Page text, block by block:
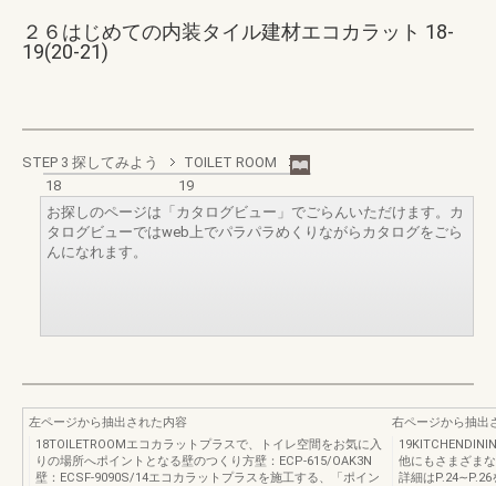
２６はじめての内装タイル建材エコカラット 18-
19(20-21)
STEP 3 探してみよう
TOILET ROOM
18
19
お探しのページは「カタログビュー」でごらんいただけます。カ
タログビューではweb上でパラパラめくりながらカタログをごら
んになれます。
左ページから抽出された内容
18TOILETROOMエコカラットプラスで、トイレ空間をお気に入
りの場所へポイントとなる壁のつくり方壁：ECP-615/OAK3N
壁：ECSF-9090S/14エコカラットプラスを施工する、「ポイン
右ページから抽出
他にもさまざま
詳細はP.24∼P.26